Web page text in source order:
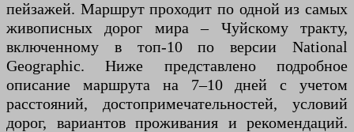
пейзажей. Маршрут проходит по одной из самых
живописных дорог мира – Чуйскому тракту,
включенному в топ-10 по версии National
Geographic. Ниже представлено подробное
описание маршрута на 7–10 дней с учетом
расстояний, достопримечательностей, условий
дорог, вариантов проживания и рекомендаций.